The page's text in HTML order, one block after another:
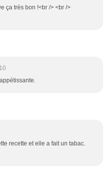
ça très bon !<br /> <br />
recette et elle a fait un tabac.